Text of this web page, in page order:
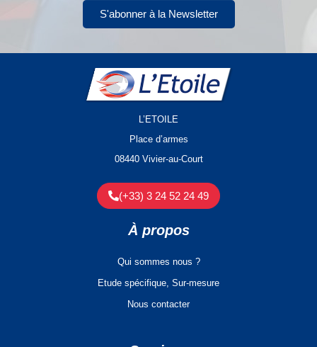
S'abonner à la Newsletter
L’ETOILE
Place d’armes
08440 Vivier-au-Court
(+33) 3 24 52 24 49
À propos
Qui sommes nous ?
Etude spécifique, Sur-mesure
Nous contacter